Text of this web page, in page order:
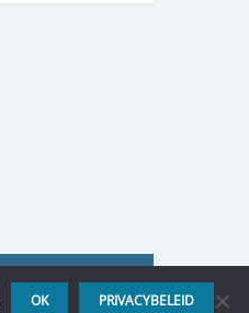
OK PRIVACYBELEID